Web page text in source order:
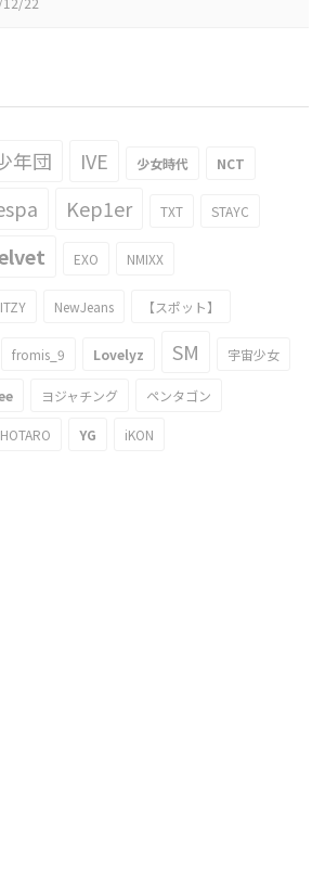
年団 IVE 少女時代 NCT
Kep1er TXT STAYC
EXO NMIXX
ITZY NewJeans 【スポット】
fromis_9 Lovelyz SM 宇宙少女
ヨジャチング ペンタゴン
YG iKON